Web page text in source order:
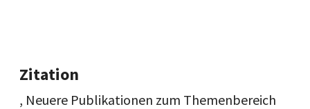
Zitation
, Neuere Publikationen zum Themenbereich